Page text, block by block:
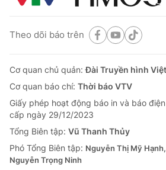
Theo dõi báo trên
Cơ quan chủ quản:Đài Truyền hình
Cơ quan báo chí: Thời báo VTV
Giấy phép hoạt động báo in và báo
cấp ngày 29/12/2023
Tổng Biên tập: Vũ Thanh Thủy
Phó Tổng Biên tập: Nguyễn Thị Mỹ
Nguyễn Trọng Ninh